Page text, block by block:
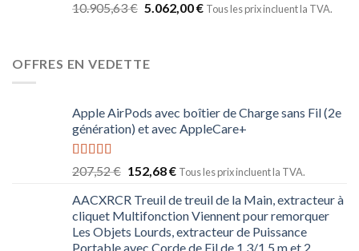
10.905,63€ 5.062,00€ Tous les prix incluent la TVA.
OFFRES EN VEDETTE
Apple AirPods avec boîtier de Charge sans Fil (2e
génération) et avec AppleCare+
Note5.00
sur 5
207,52€ 152,68€ Tous les prix incluent la TVA.
AACXRCR Treuil de treuil de la Main, extracteur à
cliquet Multifonction Viennent pour remorquer
Les Objets Lourds, extracteur de Puissance
Portable avec Corde de Fil de 1,3/1,5 m et 2